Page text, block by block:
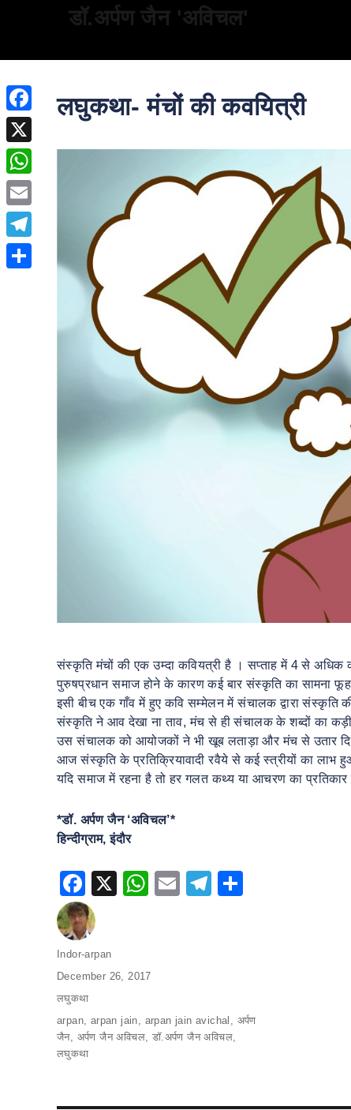
डॉ.अर्पण जैन 'अविचल'
लघुकथा- मंचों की कवयित्री
संस्कृति मंचों की एक उम्दा कवियत्री है । सप्ताह में 4 से अधिक
पुरुषप्रधान समाज होने के कारण कई बार संस्कृति का सामना
इसी बीच एक गाँव में हुए कवि सम्मेलन में संचालक द्वारा संस्कृति
संस्कृति ने आव देखा ना ताव, मंच से ही संचालक के शब्दों का
उस संचालक को आयोजकों ने भी खूब लताड़ा और मंच से उतार
आज संस्कृति के प्रतिक्रियावादी रवैये से कई स्त्रीयों का लाभ
यदि समाज में रहना है तो हर गलत कथ्य या आचरण का
*डॉ. अर्पण जैन ‘अविचल’*
हिन्दीग्राम, इंदौर
F
a
c
e
b
o
o
k
X
W
A
p
E
T
m
Author
Indor-arpan
Posted
December 26, 2017
Categories
लघुकथा
Tags
arpan arpan jain arpan jain avichal
अर्पण
जैन, अर्पण जैन अविचल डॉ.अर्पण जैन अविचल
लघुकथा
Facebook
X
WhatsApp
Email
Telegram